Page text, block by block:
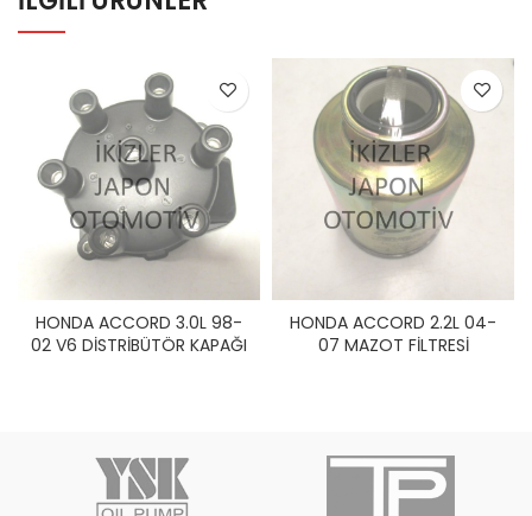
HONDA ACCORD 3.0L 98-
02 V6 DİSTRİBÜTÖR KAPAĞI
HONDA ACCORD 2.2L 04-
07 MAZOT FİLTRESİ